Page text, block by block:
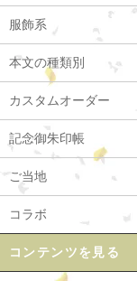
服飾系
本文の種類別
カスタムオーダー
記念御朱印帳
ご当地
コラボ
コンテンツを見る